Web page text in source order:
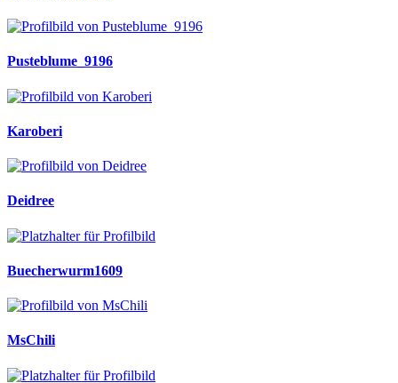
Pusteblume_9196
Karoberi
Deidree
Buecherwurm1609
MsChili